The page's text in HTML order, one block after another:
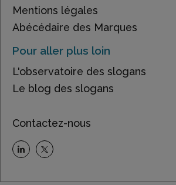
Mentions légales
Abécédaire des Marques
Pour aller plus loin
L'observatoire des slogans
Le blog des slogans
Contactez-nous